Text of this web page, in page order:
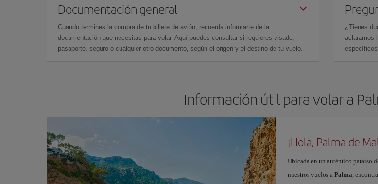
Documentación general
Cuando termines la compra de tu billete de avión, recuerda informarte de la
documentación que necesitas para volar. Aquí puedes consultar si requieres visado,
pasaporte, seguro o cualquier otro documento, según el origen y el destino de tu vuelo.
¿Tienes
aclaramos
Información útil para volar a
¡Hola, Palma de
Ubicada en un auténtico paraíso
nuestros vuelos a Palma,